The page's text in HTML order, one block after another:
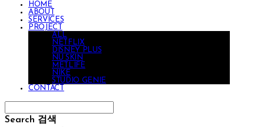
HOME
ABOUT
SERVICES
PROJECT
ALL
NETFLIX
DISNEY PLUS
NU SKIN
METLIFE
NIKE
STUDIO GENIE
CONTACT
Search 검색